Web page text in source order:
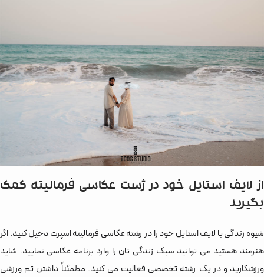
از لایف استایل خود در ژست عکاسی فرمالیته کمک
بگیرید
شیوه زندگی یا لایف استایل خود را در رشته عکاسی فرمالیته اسپرت دخیل کنید. اگر
هنرمند هستید می توانید سبک زندگی تان را وارد برنامه عکاسی نمایید. شاید
ورزشکارید و در یک رشته تخصصی فعالیت می کنید. مطمئناً داشتن تم ورزشی